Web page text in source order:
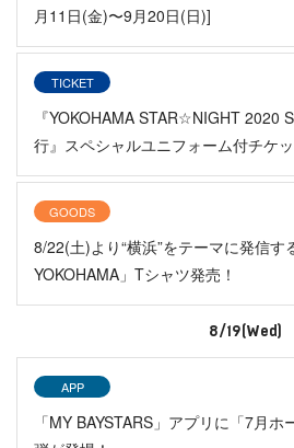
月11日(金)〜9月20日(日)]
TICKET
『YOKOHAMA STAR☆NIGHT 2020
行』スペシャルユニフォーム付チケ
GOODS
8/22(土)より“横浜”をテーマに発信す
YOKOHAMA」Tシャツ発売！
8/19(Wed)
APP
「MY BAYSTARS」アプリに「7月